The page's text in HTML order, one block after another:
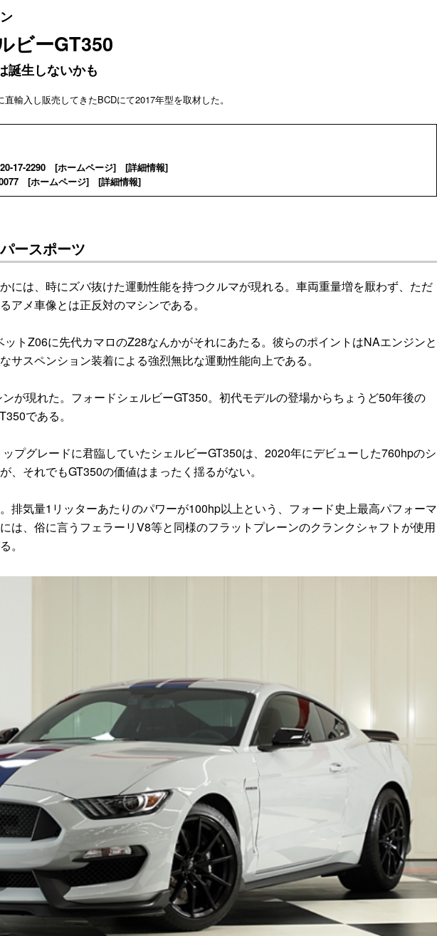
ビーGT350
誕生しないかも
輸入し販売してきたBCDにて2017年型を取材した。
17-2290 [ホームページ] [詳細情報]
[ホームページ] [詳細情報]
ースポーツ
には、時にズバ抜けた運動性能を持つクルマが現れる。車両重量増を厭わず、ただ
アメ車像とは正反対のマシンである。
トZ06に先代カマロのZ28なんかがそれにあたる。彼らのポイントはNAエンジンと
サスペンション装着による強烈無比な運動性能向上である。
が現れた。フォードシェルビーGT350。初代モデルの登場からちょうど50年後の
である。
プグレードに君臨していたシェルビーGT350は、2020年にデビューした760hpのシ
、それでもGT350の価値はまったく揺るがない。
排気量1リッターあたりのパワーが100hp以上という、フォード史上最高パフォーマ
は、俗に言うフェラーリV8等と同様のフラットプレーンのクランクシャフトが使用
。